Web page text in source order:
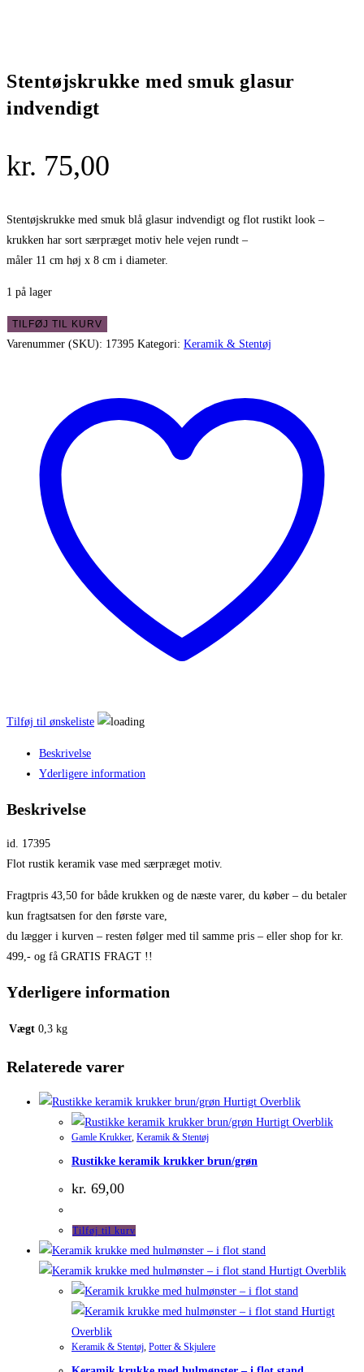
Stentøjskrukke med smuk glasur
indvendigt
kr. 75,00
Stentøjskrukke med smuk blå glasur indvendigt og flot rustikt look –
krukken har sort særpræget motiv hele vejen rundt –
måler 11 cm høj x 8 cm i diameter.
1 på lager
Stentøjskrukke
med
TILFØJ TIL KURV
Varenummer (SKU): 17395 Kategori: Keramik & Stentøj
Tilføj til ønskeliste
Beskrivelse
Yderligere information
Beskrivelse
id. 17395
Flot rustik keramik vase med særpræget motiv.
Fragtpris 43,50 for både krukken og de næste varer, du køber – du betaler
kun fragtsatsen for den første vare,
du lægger i kurven – resten følger med til samme pris – eller shop for kr.
499,- og få GRATIS FRAGT !!
Yderligere information
Vægt 0,3 kg
Relaterede varer
Hurtigt Overblik
Hurtigt Overblik
Gamle Krukker Keramik & Stentøj
Rustikke keramik krukker brun/grøn
kr. 69,00
Tilføj til kurv
Hurtigt Overblik
Hurtigt
Overblik
Keramik & Stentøj Potter & Skjulere